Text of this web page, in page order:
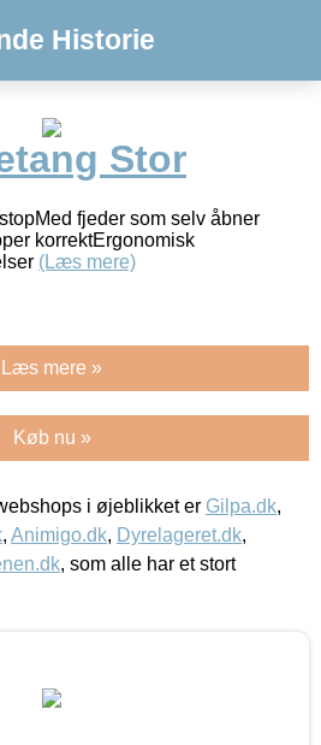
Historie
Stor
fjeder som selv åbner
korrektErgonomisk
(Læs mere)
Læs mere »
Køb nu »
i øjeblikket er Gilpa.dk,
, Animigo.dk, Dyrelageret.dk,
, som alle har et stort